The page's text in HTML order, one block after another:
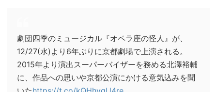
劇団四季のミュージカル『オペラ座の怪人』が、
12/27(水)より6年ぶりに京都劇場で上演される。
2015年より演出スーパーバイザーを務める北澤裕輔
に、作品への思いや京都公演にかける意気込みを聞